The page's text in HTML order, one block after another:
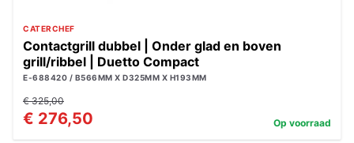
CATERCHEF
Contactgrill dubbel | Onder glad en boven
grill/ribbel | Duetto Compact
E-688420 / B566MM X D325MM X H193MM
€ 325,00
€ 276,50 Op voorraad